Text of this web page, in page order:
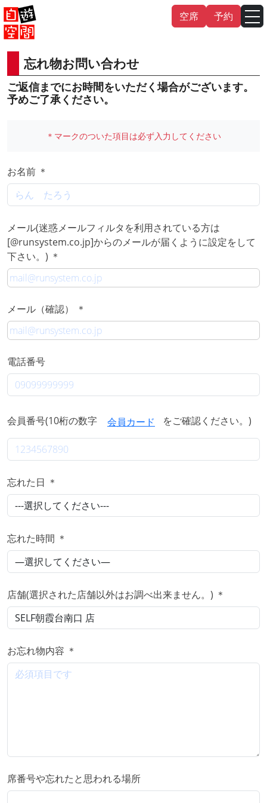
Skip
to
content
空席 予約
忘れ物お問い合わせ
ご返信までにお時間をいただく場合がございます。
予めご了承ください。
＊マークのついた項目は必ず入力してください
お名前 ＊
メール(迷惑メールフィルタを利用されている方は
[@runsystem.co.jp]からのメールが届くように設定をして
下さい。) ＊
メール（確認） ＊
電話番号
会員番号(10桁の数字 会員カード をご確認ください。)
忘れた日 ＊
忘れた時間 ＊
店舗(選択された店舗以外はお調べ出来ません。) ＊
お忘れ物内容 ＊
席番号や忘れたと思われる場所
English 中文（繁體） 中文（简体）
日本語